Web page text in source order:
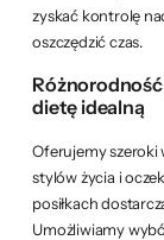
zyskać kontrolę
oszczędzić czas.
dietę idealną
Oferujemy
stylów życia i
posiłkach
Umożliwiamy